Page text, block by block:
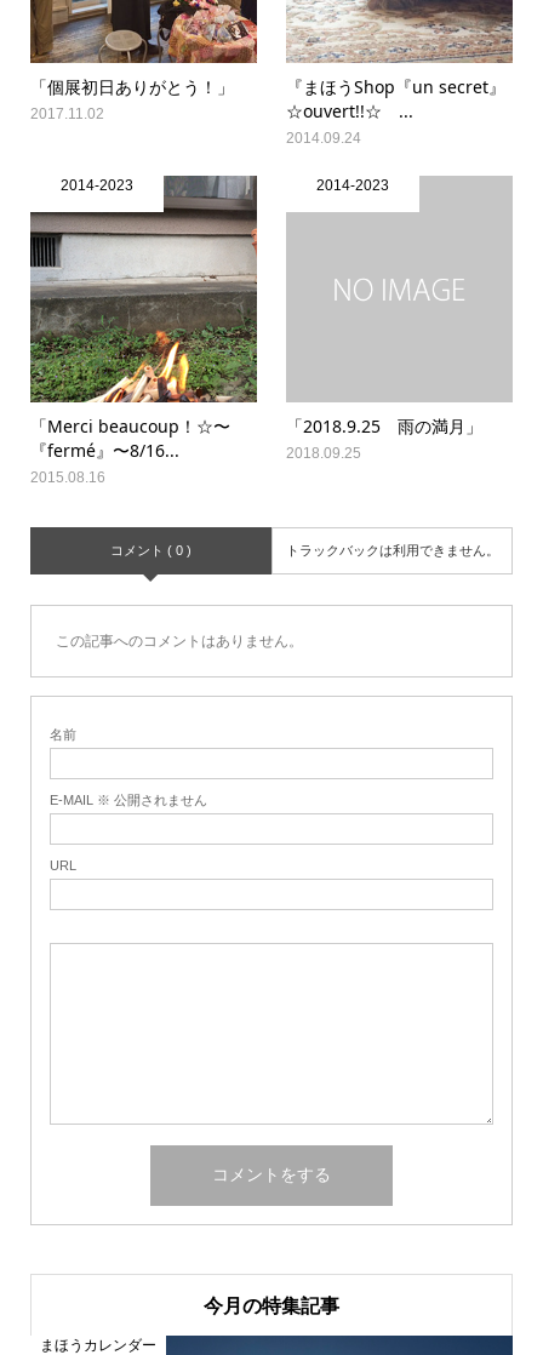
「個展初日ありがとう！」
2017.11.02
『まほうShop『un secret』
☆ouvert!!☆ ...
2014.09.24
2014-2023
「Merci beaucoup！☆〜
『fermé』〜8/16...
2015.08.16
2014-2023
「2018.9.25 雨の満月」
2018.09.25
コメント ( 0 ) トラックバックは利用できません。
この記事へのコメントはありません。
名前
E-MAIL ※ 公開されません
URL
今月の特集記事
まほうカレンダー